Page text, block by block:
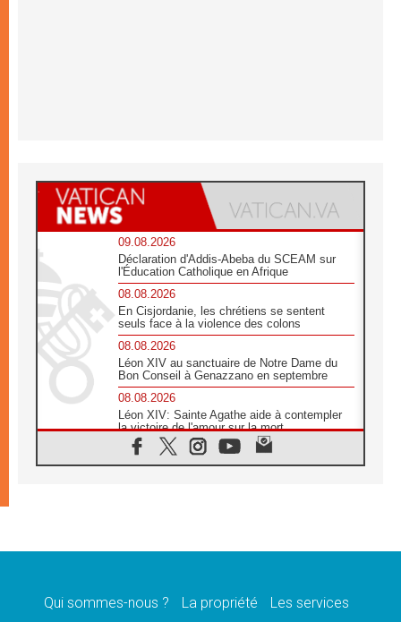
09.08.2026
Déclaration d'Addis-Abeba du SCEAM sur
l'Éducation Catholique en Afrique
08.08.2026
En Cisjordanie, les chrétiens se sentent
seuls face à la violence des colons
08.08.2026
Léon XIV au sanctuaire de Notre Dame du
Bon Conseil à Genazzano en septembre
08.08.2026
Léon XIV: Sainte Agathe aide à contempler
la victoire de l'amour sur la mort
08.08.2026
«Relancer l'empathie», le projet Triennal d'art
08.08.2026
07.08.2026
Qui sommes-nous ? La propriété Les services